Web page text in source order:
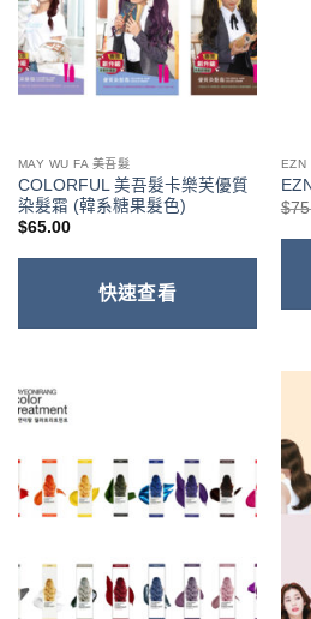
MAY WU FA 美吾髮
COLORFUL 美吾髮卡樂芙優質
染髮霜 (韓系糖果髮色)
$65.00
快速查看
EZN
$